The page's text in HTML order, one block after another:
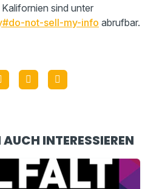
sind unter
not-sell-my-info abrufbar.
INTERESSIEREN